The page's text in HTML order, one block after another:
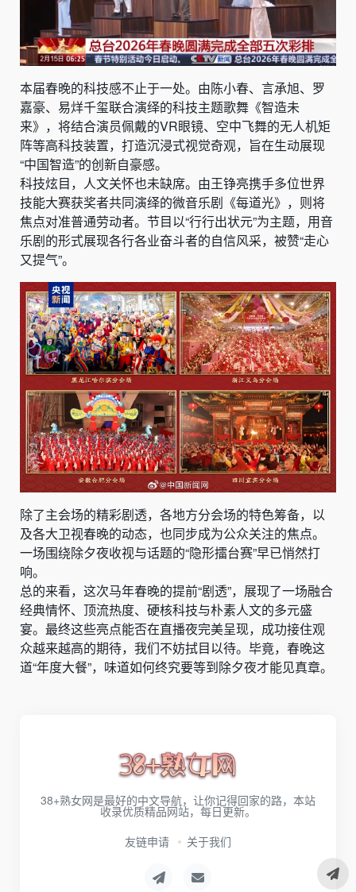
本届春晚的科技感不止于一处。由陈小春、言承旭、罗
嘉豪、易烊千玺联合演绎的科技主题歌舞《智造未
来》，将结合演员佩戴的VR眼镜、空中飞舞的无人机矩
阵等高科技装置，打造沉浸式视觉奇观，旨在生动展现
“中国智造”的创新自豪感。
科技炫目，人文关怀也未缺席。由王铮亮携手多位世界
技能大赛获奖者共同演绎的微音乐剧《每道光》，则将
焦点对准普通劳动者。节目以“行行出状元”为主题，用音
乐剧的形式展现各行各业奋斗者的自信风采，被赞“走心
又提气”。
除了主会场的精彩剧透，各地方分会场的特色筹备，以
及各大卫视春晚的动态，也同步成为公众关注的焦点。
一场围绕除夕夜收视与话题的“隐形擂台赛”早已悄然打
响。
总的来看，这次马年春晚的提前“剧透”，展现了一场融合
经典情怀、顶流热度、硬核科技与朴素人文的多元盛
宴。最终这些亮点能否在直播夜完美呈现，成功接住观
众越来越高的期待，我们不妨拭目以待。毕竟，春晚这
道“年度大餐”，味道如何终究要等到除夕夜才能见真章。
38+熟女网是最好的中文导航，让你记得回家的路，本站
收录优质精品网站，每日更新。
友链申请
关于我们